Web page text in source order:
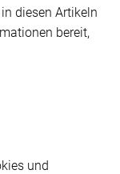
diesen Artikeln
bereit,
und